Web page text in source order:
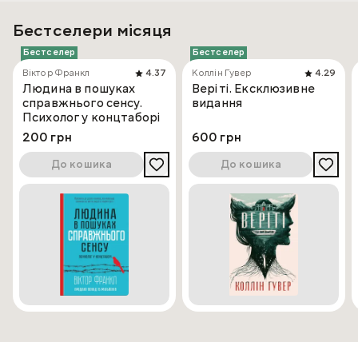
Бестселери місяця
Бестселер
Віктор Франкл
4.37
Людина в пошуках
справжнього сенсу.
Психолог у концтаборі
200 грн
До кошика
Бестселер
Коллін Гувер
4.29
Веріті. Ексклюзивне
видання
600 грн
До кошика